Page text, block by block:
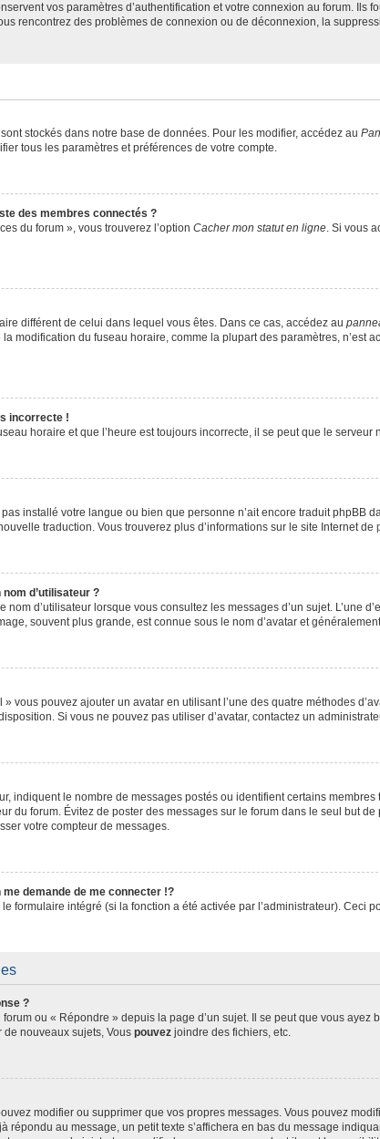
vos paramètres d’authentification et votre connexion au forum.
rencontrez des problèmes de connexion ou de déconnexion, la
stockés dans notre base de données. Pour les modifier, accédez au
tous les paramètres et préférences de votre compte.
des membres connectés ?
du forum », vous trouverez l’option Cacher mon statut en ligne. Si vous
différent de celui dans lequel vous êtes. Dans ce cas, accédez au
modification du fuseau horaire, comme la plupart des paramètres, n’est
incorrecte !
horaire et que l’heure est toujours incorrecte, il se peut que le
installé votre langue ou bien que personne n’ait encore traduit
traduction. Vous trouverez plus d’informations sur le site Internet de
d’utilisateur ?
nom d’utilisateur lorsque vous consultez les messages d’un sujet.
souvent plus grande, est connue sous le nom d’avatar et
vous pouvez ajouter un avatar en utilisant l’une des quatre méthodes
Si vous ne pouvez pas utiliser d’avatar, contactez un
indiquent le nombre de messages postés ou identifient certains
du forum. Évitez de poster des messages sur le forum dans le seul but
votre compteur de messages.
me demande de me connecter !?
formulaire intégré (si la fonction a été activée par l’administrateur). Ceci
?
ou « Répondre » depuis la page d’un sujet. Il se peut que vous
nouveaux sujets, Vous pouvezjoindre des fichiers, etc.
modifier ou supprimer que vos propres messages. Vous pouvez
au message, un petit texte s’affichera en bas du message